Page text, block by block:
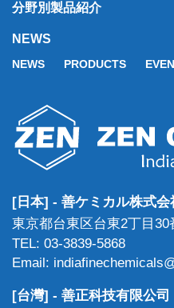
分野別製品紹介
NEWS
NEWS PRODUCTS
[日本] - 善ケミカル株式会
東京都台東区台東2丁目30
TEL: 03-3839-5868
Email:
[台灣] - 善正科技有限公司